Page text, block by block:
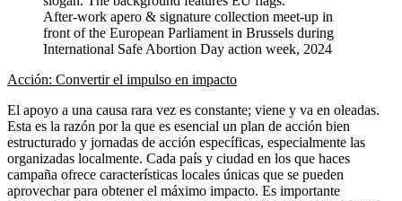
After-work apero & signature collection meet-up in
front of the European Parliament in Brussels during
International Safe Abortion Day action week, 2024
Acción: Convertir el impulso en impacto
El apoyo a una causa rara vez es constante; viene y va en oleadas.
Esta es la razón por la que es esencial un plan de acción bien
estructurado y jornadas de acción específicas, especialmente las
organizadas localmente. Cada país y ciudad en los que haces
campaña ofrece características locales únicas que se pueden
aprovechar para obtener el máximo impacto. Es importante